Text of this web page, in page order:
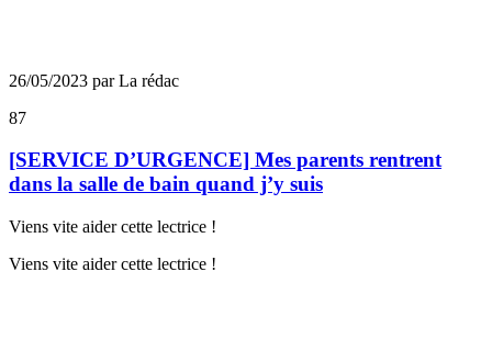
26/05/2023 par La rédac
87
[SERVICE D’URGENCE] Mes parents rentrent
dans la salle de bain quand j’y suis
Viens vite aider cette lectrice !
Viens vite aider cette lectrice !